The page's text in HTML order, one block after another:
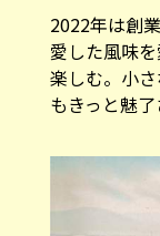
2022年は創
愛した風味
楽しむ。小
もきっと魅了